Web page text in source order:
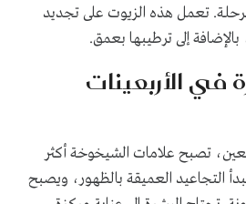
تعمل هذه الزيوت على تجديد
إلى ترطيبها بعمق.
في الأربعينات
تصبح علامات الشيخوخة أكثر
التجاعيد العميقة بالظهور، ويصبح